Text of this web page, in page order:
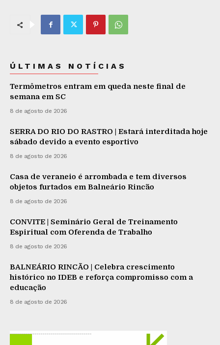
ÚLTIMAS NOTÍCIAS
Termômetros entram em queda neste final de
semana em SC
8 de agosto de 2026
SERRA DO RIO DO RASTRO | Estará interditada hoje
sábado devido a evento esportivo
8 de agosto de 2026
Casa de veraneio é arrombada e tem diversos
objetos furtados em Balneário Rincão
8 de agosto de 2026
CONVITE | Seminário Geral de Treinamento
Espiritual com Oferenda de Trabalho
8 de agosto de 2026
BALNEÁRIO RINCÃO | Celebra crescimento
histórico no IDEB e reforça compromisso com a
educação
8 de agosto de 2026